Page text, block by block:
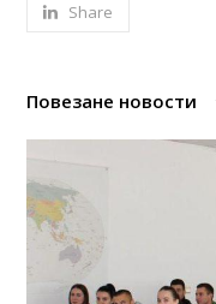
Share
Повезане новости